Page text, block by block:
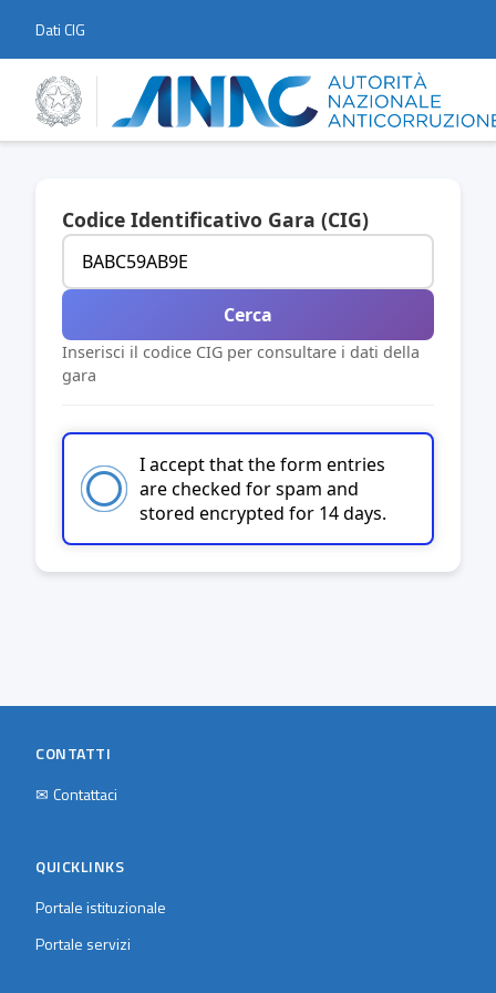
Dati CIG
Codice Identificativo Gara (CIG)
Cerca
Inserisci il codice CIG per consultare i dati della
gara
I accept that the form entries
are checked for spam and
stored encrypted for 14 days.
CONTATTI
✉ Contattaci
QUICKLINKS
Portale istituzionale
Portale servizi